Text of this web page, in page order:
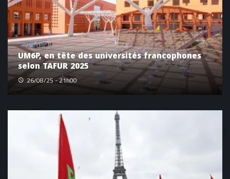
UM6P, en tête des universités francophones
selon TAFUR 2025
26/08/25 - 21h00